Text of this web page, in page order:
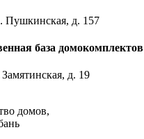
Пушкинская, д. 157
база домокомплектов
д. 19
домов,